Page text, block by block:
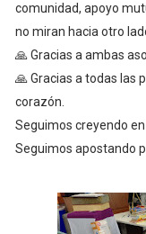
comunidad, apoyo
no miran hacia otro
🙏 Gracias a ambas
🙏 Gracias a todas las
corazón.
Seguimos creyendo
Seguimos apostando